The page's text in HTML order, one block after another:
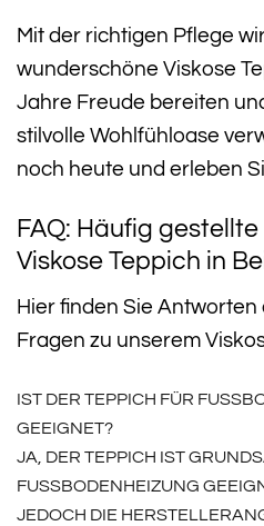
Mit der richtigen Pflege
wunderschöne Viskose
Jahre Freude bereiten
stilvolle Wohlfühloase
noch heute und erleben
FAQ: Häufig
Viskose Teppich in
Hier finden Sie
Fragen zu unserem
IST DER TEPPICH FÜR
EEIGNET?
JA, DER TEPPICH IST
FUSSBODENHEIZUNG
EDOCH DIE